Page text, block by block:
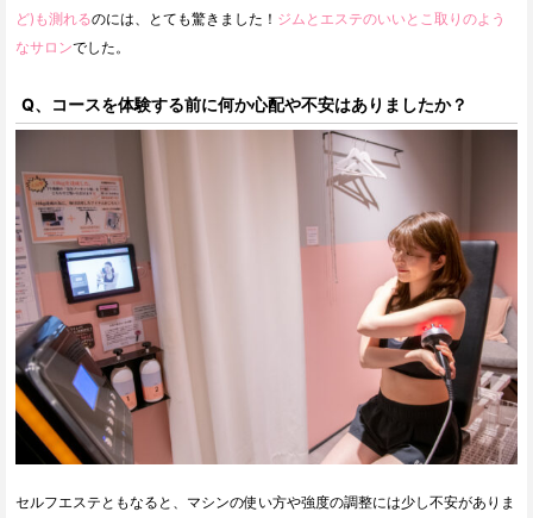
ど)も測れるのには、とても驚きました！ ジムとエステのいいとこ取りのよう
なサロンでした。
Q、コースを体験する前に何か心配や不安はありましたか？
セルフエステともなると、マシンの使い方や強度の調整には少し不安がありま